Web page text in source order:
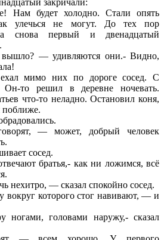
Нам будет холодно. Стали опять
улечься не могут. До тех пор
снова первый и двенадцатый
— удивляются они.- Видно,
мимо них по дороге сосед. С
Он-то решил в деревне ночевать.
что-то неладно. Остановил коня,
поближе.
— может, добрый человек
сосед.
братья,- как ни ложимся, всё
нехитро, — сказал спокойно сосед.
которого стог навивают, — и
головами наружу,- сказал